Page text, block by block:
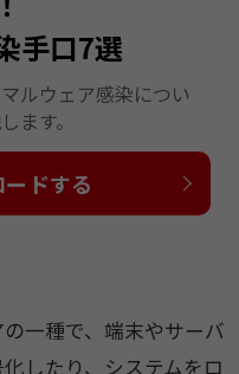
手口7選
ルウェア感染につい
ます。
ドする
一種で、端末やサーバ
したり、システムをロ